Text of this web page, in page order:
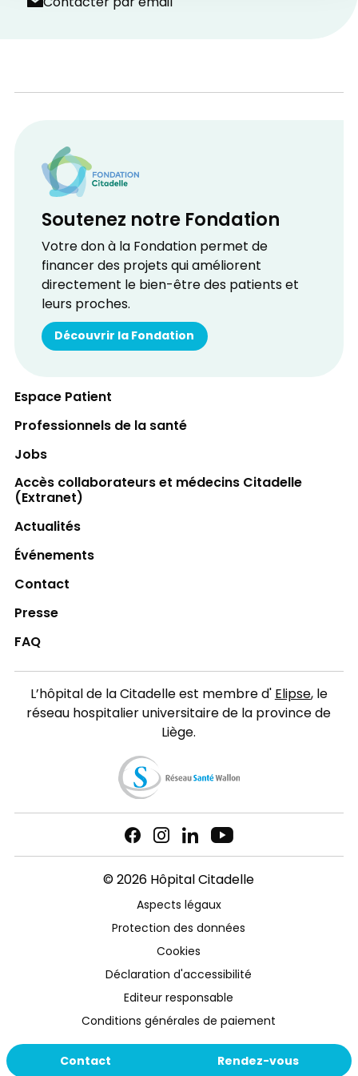
Contact Rendez-vous
Soutenez notre Fondation
Votre don à la Fondation permet de
financer des projets qui améliorent
directement le bien-être des patients et
leurs proches.
Découvrir la Fondation
Espace Patient
Professionnels de la santé
Jobs
Accès collaborateurs et médecins Citadelle
(Extranet)
Actualités
Événements
Contact
Presse
FAQ
L’hôpital de la Citadelle est membre d'Elipse, le
réseau hospitalier universitaire de la province de
Liège.
© 2026 Hôpital Citadelle
Aspects légaux
Protection des données
Cookies
Déclaration d'accessibilité
Editeur responsable
Conditions générales de paiement